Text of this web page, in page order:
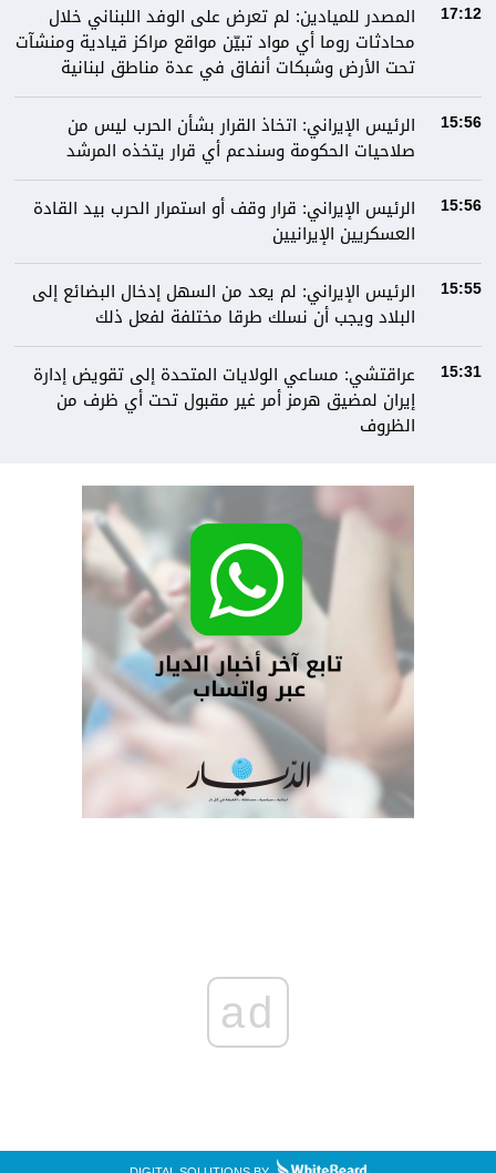
17:12
المصدر للميادين: لم تعرض على الوفد اللبناني خلال
محادثات روما أي مواد تبيّن مواقع مراكز قيادية ومنشآت
تحت الأرض وشبكات أنفاق في عدة مناطق لبنانية
15:56
الرئيس الإيراني: اتخاذ القرار بشأن الحرب ليس من
صلاحيات الحكومة وسندعم أي قرار يتخذه المرشد
15:56
الرئيس الإيراني: قرار وقف أو استمرار الحرب بيد القادة
العسكريين الإيرانيين
15:55
الرئيس الإيراني: لم يعد من السهل إدخال البضائع إلى
البلاد ويجب أن نسلك طرقا مختلفة لفعل ذلك
15:31
عراقتشي: مساعي الولايات المتحدة إلى تقويض إدارة
إيران لمضيق هرمز أمر غير مقبول تحت أي ظرف من
الظروف
ad